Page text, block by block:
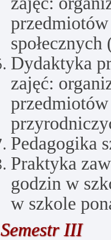
Dydaktyka
zajęć:
Pedagogika
Praktyka
godzin w
w szkole
Semestr III